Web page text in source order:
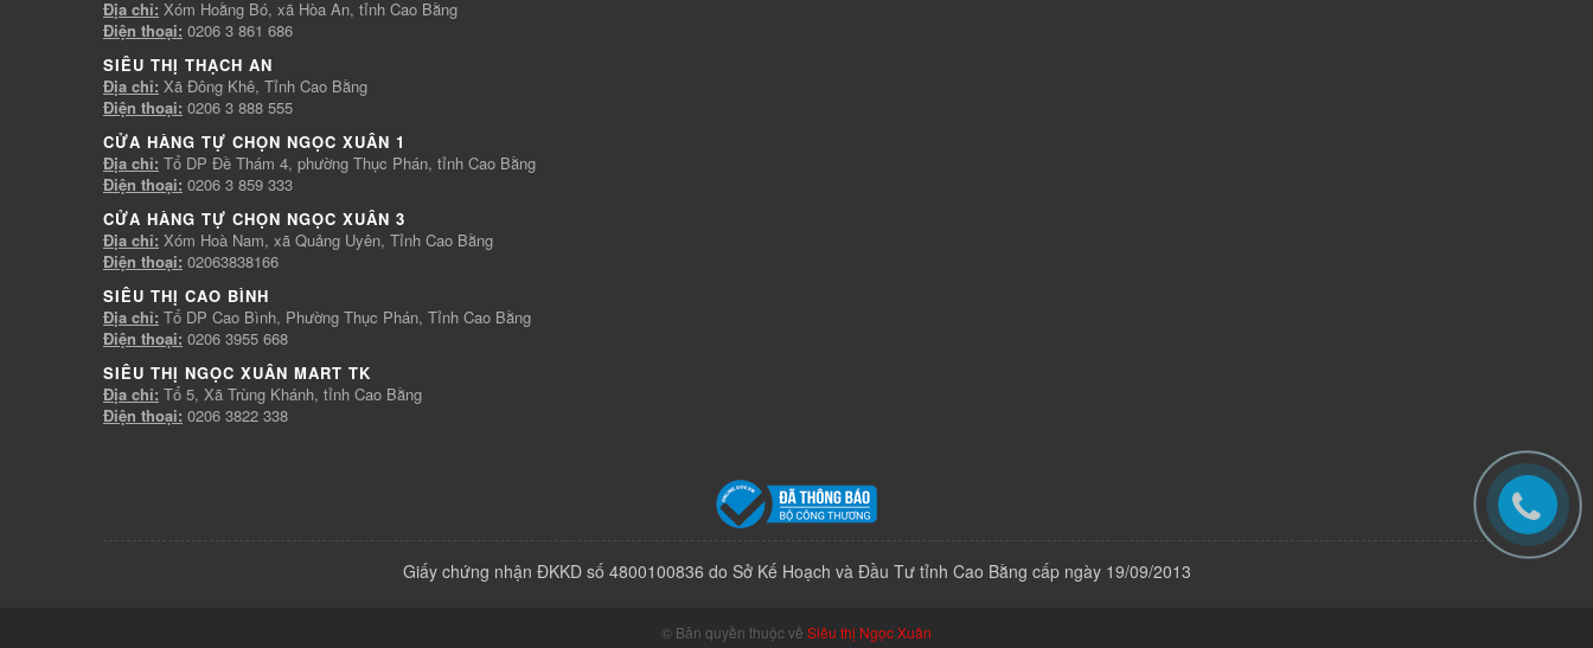
Địa chỉ: Xóm Hoằng Bó, xã Hòa An, tỉnh Cao Bằng
Điện thoại: 0206 3 861 686
SIÊU THỊ THẠCH AN
Địa chỉ: Xã Đông Khê, Tỉnh Cao Bằng
Điện thoại: 0206 3 888 555
CỬA HÀNG TỰ CHỌN NGỌC XUÂN 1
Địa chỉ: Tổ DP Đề Thám 4, phường Thục Phán, tỉnh Cao Bằng
Điện thoại: 0206 3 859 333
CỬA HÀNG TỰ CHỌN NGỌC XUÂN 3
Địa chỉ: Xóm Hoà Nam, xã Quảng Uyên, Tỉnh Cao Bằng
Điện thoại: 02063838166
SIÊU THỊ CAO BÌNH
Địa chỉ: Tổ DP Cao Bình, Phường Thục Phán, Tỉnh Cao Bằng
Điện thoại: 0206 3955 668
SIÊU THỊ NGỌC XUÂN MART TK
Địa chỉ: Tổ 5, Xã Trùng Khánh, tỉnh Cao Bằng
Điện thoại: 0206 3822 338
Giấy chứng nhận ĐKKD số 4800100836 do Sở Kế Hoạch và Đầu Tư tỉnh Cao Bằng cấp ngày 19/09/2013
© Bản quyền thuộc về Siêu thị Ngọc Xuân